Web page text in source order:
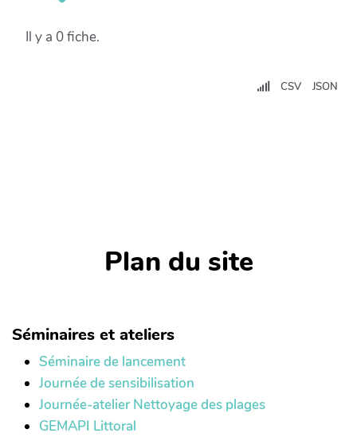
Il y a 0 fiche.
CSV JSON
Plan du site
Séminaires et ateliers
Séminaire de lancement
Journée de sensibilisation
Journée-atelier Nettoyage des plages
GEMAPI Littoral